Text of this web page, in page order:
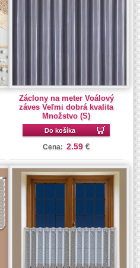
Záclony na meter Voálový
záves Veľmi dobrá kvalita
Množstvo (S)
Do košíka
Cena: 2.59 €